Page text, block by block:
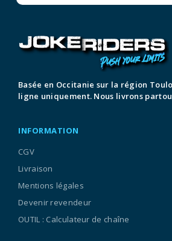
Basée en Occitanie sur la région
ligne uniquement. Nous livrons
INFORMATION
CGV
Livraison
Mentions légales
Devenir revendeur
OUTIL : Calculateur de chaîne